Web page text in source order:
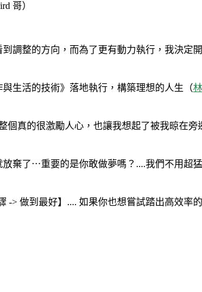
哥）
調整的方向，而為了更有動力執行，我決定
生活的技術》落地執行，構築理想的人生（
真的很激勵人心，也讓我想起了被我晾在旁
棄了⋯重要的是你敢做夢嗎？....我們不用超
> 做到最好】.... 如果你也想嘗試踏出高效率